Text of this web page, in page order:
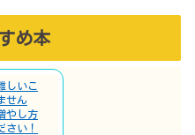
め本
しいこ
せん
やし方
さい！